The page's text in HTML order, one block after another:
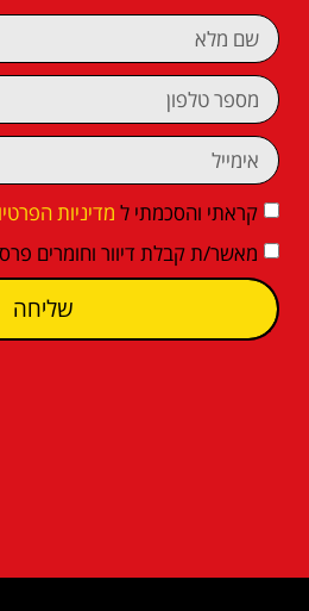
קראתי והסכמתי ל מדיניות
מאשר/ת קבלת דיוור וחומרים
שליחה